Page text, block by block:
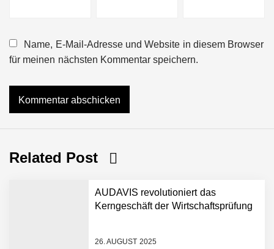
Name, E-Mail-Adresse und Website in diesem Browser
für meinen nächsten Kommentar speichern.
Related Post
AUDAVIS revolutioniert das
Kerngeschäft der Wirtschaftsprüfung
26. AUGUST 2025